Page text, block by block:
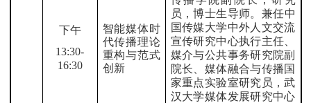
下午
13:30-
16:30
智能媒体时
代传播理论
重构与范式
创新
员，博士生导师。兼任中
国传媒大学中外人文交流
宣传研究中心执行主任、
媒介与公共事务研究院副
院长、媒体融合与传播国
家重点实验室研究员，武
汉大学媒体发展研究中心